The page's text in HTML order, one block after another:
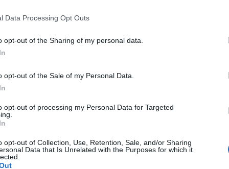
Data Processing Opt Outs
opt-out of the Sharing of my personal data.
opt-out of the Sale of my Personal Data.
opt-out of processing my Personal Data for Targeted
opt-out of Collection, Use, Retention, Sale, and/or Sharing
Data that Is Unrelated with the Purposes for which it
minút v rúre predhriatej na 170 stupňov.